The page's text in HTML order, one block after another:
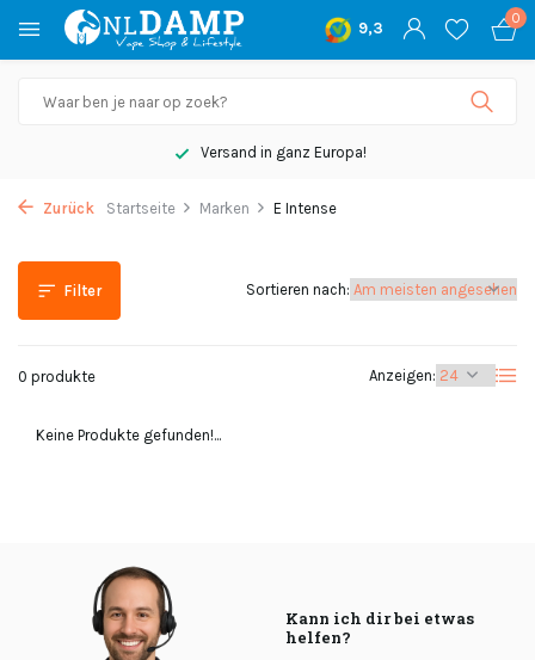
9,3
0
Versand in ganz Europa!
Zurück Startseite Marken E Intense
Filter
0 produkte Anzeigen:
Sortieren nach:
Keine Produkte gefunden!...
Kann ich dir bei etwas
helfen?